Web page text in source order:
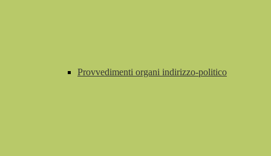
Provvedimenti organi indirizzo-politico